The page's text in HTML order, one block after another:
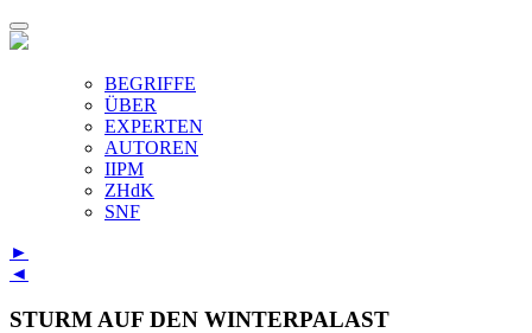
BEGRIFFE
ÜBER
EXPERTEN
AUTOREN
IIPM
ZHdK
SNF
►
◄
STURM AUF DEN WINTERPALAST